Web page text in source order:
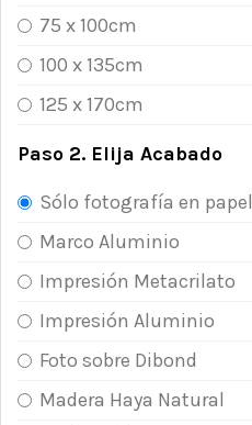
75 x 100cm
100 x 135cm
125 x 170cm
Paso 2. Elija Acabado
Sólo fotografía en papel
Marco Aluminio
Impresión Metacrilato
Impresión Aluminio
Foto sobre Dibond
Madera Haya Natural